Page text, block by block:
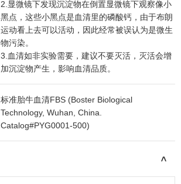
2.显微镜下发现沉淀物在倒置显微镜下观察像小
黑点，这些小黑点是血清里的磷酸钙，由于布朗
运动看上去可以活动，因此经常被误认为是微生
物污染。 ​
3.血清如非实验需要，建议不要灭活，灭活会增
加沉淀物产生，影响血清品质。
标准胎牛血清FBS (Boster Biological
Technology, Wuhan, China.
Catalog#PYG0001-500)
>